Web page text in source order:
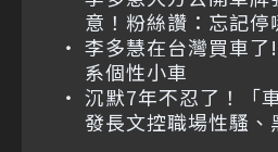
意！粉絲讚：忘記停
李多慧在台灣買車了
系個性小車
沉默7年不忍了！「
發長文控職場性騷、